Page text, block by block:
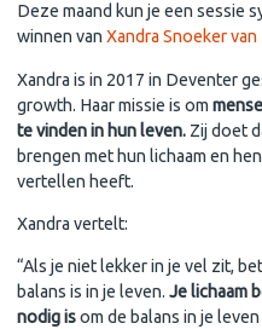
Deze maand kun je een sessie
winnen van Xandra Snoeker
Xandra is in 2017 in Deventer
growth. Haar missie is om
te vinden in hun leven. Zij doet
brengen met hun lichaam en
vertellen heeft.
Xandra vertelt:
“Als je niet lekker in je vel zit,
balans is in je leven. Je lichaam
nodig isom de balans in je